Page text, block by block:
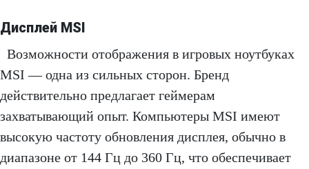
Дисплей MSI
Возможности отображения в игровых ноутбуках
MSI — одна из сильных сторон. Бренд
действительно предлагает геймерам
захватывающий опыт. Компьютеры MSI имеют
высокую частоту обновления дисплея, обычно в
диапазоне от 144 Гц до 360 Гц, что обеспечивает